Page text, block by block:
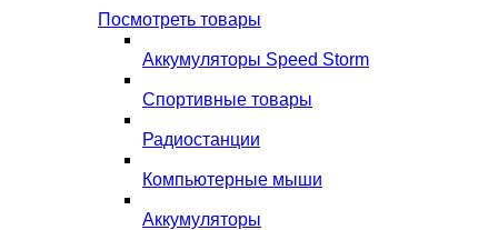
Посмотреть товары
Аккумуляторы Speed Storm
Спортивные товары
Радиостанции
Компьютерные мыши
Аккумуляторы